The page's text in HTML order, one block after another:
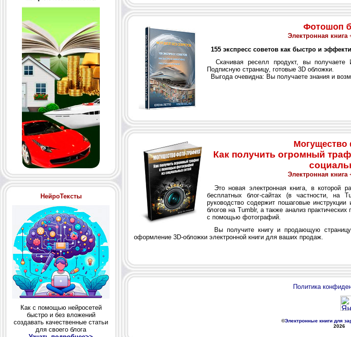
НейроТексты
Как с помощью нейросетей
быстро и без вложений
создавать качественные статьи
для своего блога
Фотошоп
Электронная
155 экспресс советов как быстро и
Скачивая реселл продукт, вы получаете
Подписную страницу, готовые 3D обложки.
Выгода очевидна: Вы получаете знания и
Могущество
Как получить огромный
Электронная
Это новая электронная книга, в которой
бесплатных блог-сайтах (в частности, на
руководство содержит пошаговые
блогов на Tumblr, а также анализ
с помощью фотографий.
Вы получите книгу и продающую
оформление 3D-обложки электронной книги для ваших продаж.
Политика
©Электронные книги для
2026